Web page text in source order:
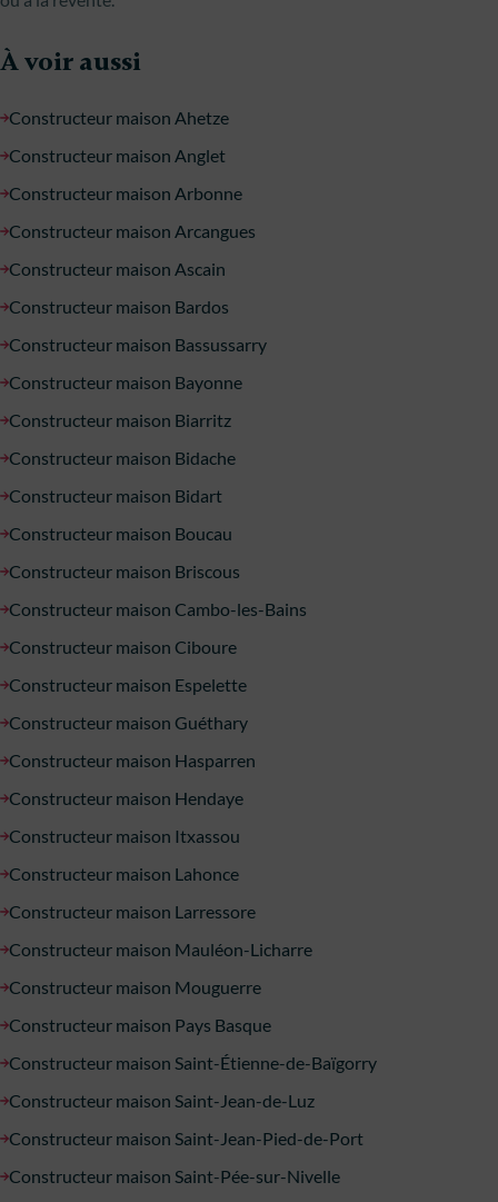
À voir aussi
Constructeur maison Ahetze
Constructeur maison Anglet
Constructeur maison Arbonne
Constructeur maison Arcangues
Constructeur maison Ascain
Constructeur maison Bardos
Constructeur maison Bassussarry
Constructeur maison Bayonne
Constructeur maison Biarritz
Constructeur maison Bidache
Constructeur maison Bidart
Constructeur maison Boucau
Constructeur maison Briscous
Constructeur maison Cambo-les-Bains
Constructeur maison Ciboure
Constructeur maison Espelette
Constructeur maison Guéthary
Constructeur maison Hasparren
Constructeur maison Hendaye
Constructeur maison Itxassou
Constructeur maison Lahonce
Constructeur maison Larressore
Constructeur maison Mauléon-Licharre
Constructeur maison Mouguerre
Constructeur maison Pays Basque
Constructeur maison Saint-Étienne-de-Baïgorry
Constructeur maison Saint-Jean-de-Luz
Constructeur maison Saint-Jean-Pied-de-Port
Constructeur maison Saint-Pée-sur-Nivelle